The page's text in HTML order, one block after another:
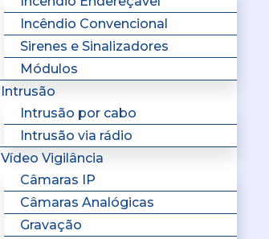
Incêndio Convencional
Sirenes e Sinalizadores
Módulos
Intrusão
Intrusão por cabo
Intrusão via rádio
Vídeo Vigilância
Câmaras IP
Câmaras Analógicas
Gravação